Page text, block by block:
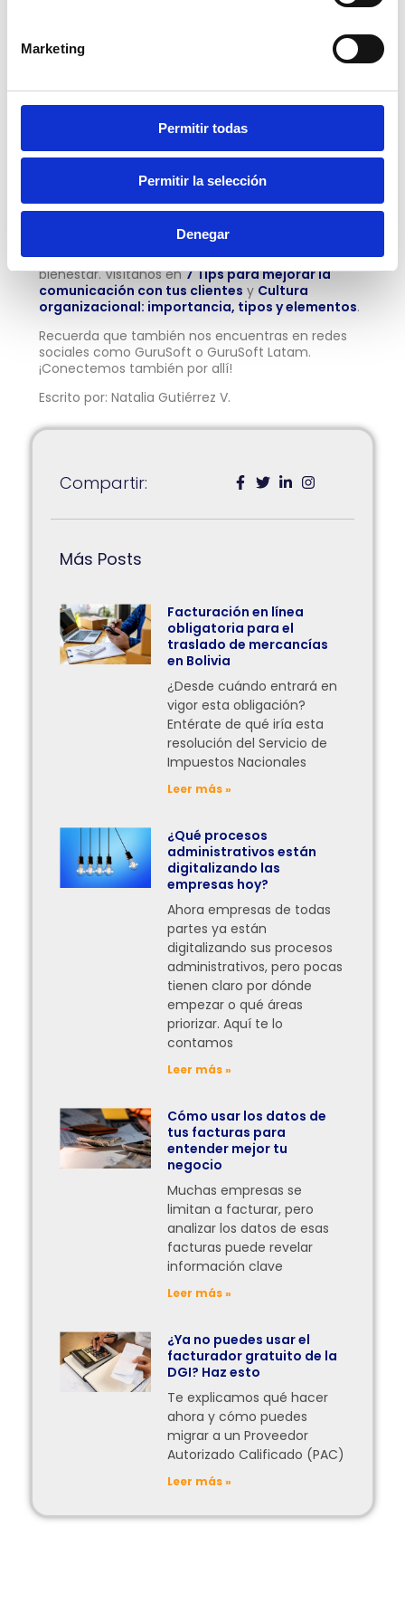
Marketing
Permitir todas
Permitir la selección
Denegar
estar en una situación difícil para identificar
tus emociones; también forma parte de tu
salud mental. Tener un espacio para ti
mismo/a, saber lo que te gusta, cuáles son
tus límites y descansar adecuadamente.
Fue un gusto acompañarte en esta nota, que
esperamos haya sido de mucha utilidad para ti.
Recuerda que tenemos más artículos para tu
bienestar. Visítanos en7 Tips para mejorar la
comunicación con tus clientes y Cultura
organizacional: importancia, tipos y elementos.
Recuerda que también nos encuentras en redes
sociales como GuruSoft o GuruSoft Latam.
¡Conectemos también por allí!
Escrito por: Natalia Gutiérrez V.
Compartir:
Más Posts
Facturación en línea
obligatoria para el
traslado de mercancías
en Bolivia
¿Desde cuándo entrará en
vigor esta obligación?
Entérate de qué iría esta
resolución del Servicio de
Impuestos Nacionales
Leer más »
¿Qué procesos
administrativos están
digitalizando las
empresas hoy?
Ahora empresas de todas
partes ya están
digitalizando sus procesos
administrativos, pero pocas
tienen claro por dónde
empezar o qué áreas
priorizar. Aquí te lo
contamos
Leer más »
Cómo usar los datos de
tus facturas para
entender mejor tu
negocio
Muchas empresas se
limitan a facturar, pero
analizar los datos de esas
facturas puede revelar
información clave
Leer más »
¿Ya no puedes usar el
facturador gratuito de la
DGI? Haz esto
Te explicamos qué hacer
ahora y cómo puedes
migrar a un Proveedor
Autorizado Calificado (PAC)
Leer más »